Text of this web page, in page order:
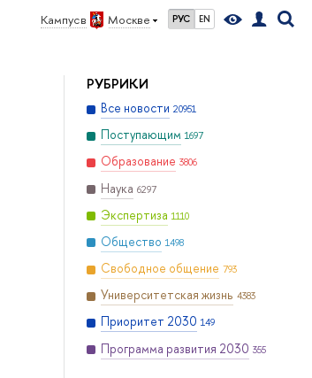
Кампус в Москве РУС EN
РУБРИКИ
Все новости 20951
Поступающим 1697
Образование 3806
Наука 6297
Экспертиза 1110
Общество 1498
Свободное общение 793
Университетская жизнь 4383
Приоритет 2030 149
Программа развития 2030 355